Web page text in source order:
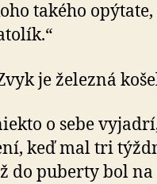
takého
je železná
o sebe
keď mal tri
do puberty bol